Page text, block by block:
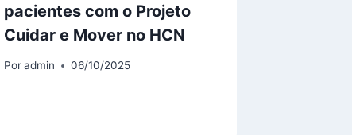
pacientes com o Projeto
Cuidar e Mover no HCN
Por admin 06/10/2025